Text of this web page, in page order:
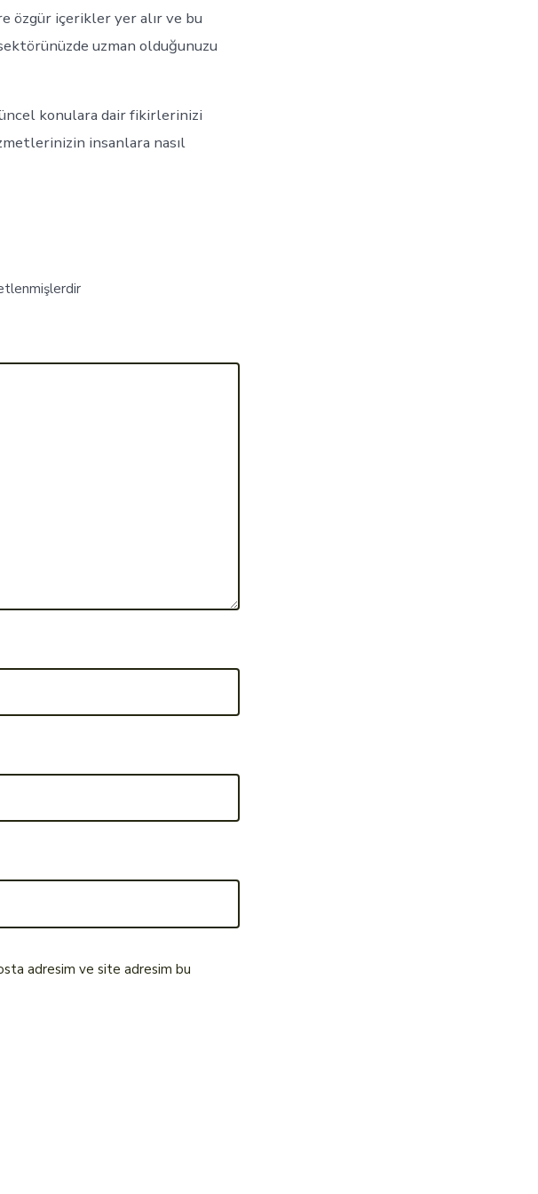
özgür içerikler yer alır ve bu
uzman olduğunuzu
konulara dair fikirlerinizi
insanlara nasıl
adresim ve site adresim bu